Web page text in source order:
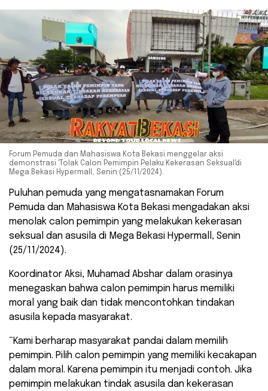
Forum Pemuda dan Mahasiswa Kota Bekasi menggelar aksi
demonstrasi 'Tolak Calon Pemimpin Pelaku Kekerasan Seksual'di
Mega Bekasi Hypermall, Senin (25/11/2024).
Puluhan pemuda yang mengatasnamakan Forum
Pemuda dan Mahasiswa Kota Bekasi mengadakan aksi
menolak calon pemimpin yang melakukan kekerasan
seksual dan asusila di Mega Bekasi Hypermall, Senin
(25/11/2024).
Koordinator Aksi, Muhamad Abshar dalam orasinya
menegaskan bahwa calon pemimpin harus memiliki
moral yang baik dan tidak mencontohkan tindakan
asusila kepada masyarakat.
“Kami berharap masyarakat pandai dalam memilih
pemimpin. Pilih calon pemimpin yang memiliki kecakapan
dalam moral. Karena pemimpin itu menjadi contoh. Jika
pemimpin melakukan tindak asusila dan kekerasan